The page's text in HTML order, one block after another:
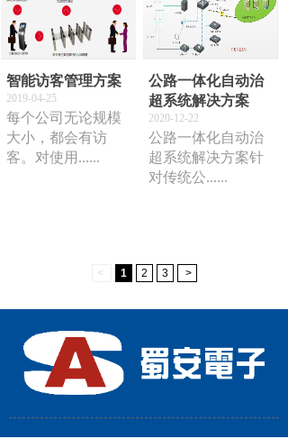
智能访客管理方案
2019-04-25
每个公司无论规模
大小，都会有访
客。对使用......
公路一体化自动治
超系统解决方案
2020-12-22
公路一体化自动治
超系统解决方案针
对传统公......
< 1 2 3 >